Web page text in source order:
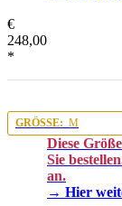
€
248,00
*
GRÖSSE: M
Diese
Sie
an.
→ Hier